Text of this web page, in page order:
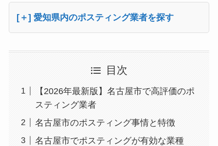
[＋] 愛知県内のポスティング業者を探す
目次
【2026年最新版】名古屋市で高評価のポ
スティング業者
名古屋市のポスティング事情と特徴
名古屋市でポスティングが有効な業種